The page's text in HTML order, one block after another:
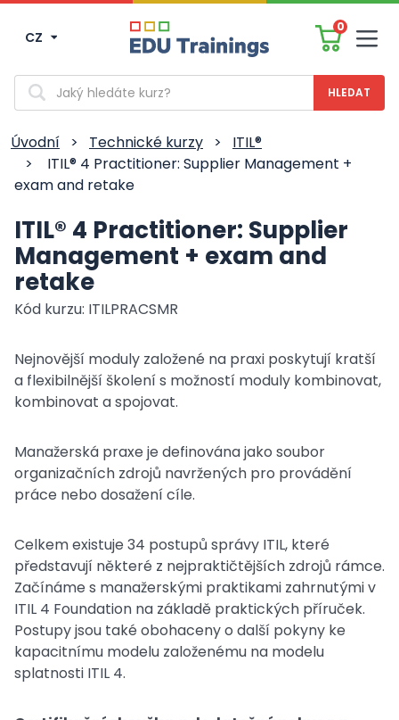
CZ
0
Vyhledávání
Úvodní > Technické kurzy >
ITIL®
>
ITIL® 4 Practitioner: Supplier Management +
exam and retake
ITIL® 4 Practitioner: Supplier
Management + exam and
retake
Kód kurzu: ITILPRACSMR
Nejnovější moduly založené na praxi poskytují kratší
a flexibilnější školení s možností moduly kombinovat,
kombinovat a spojovat.
Manažerská praxe je definována jako soubor
organizačních zdrojů navržených pro provádění
práce nebo dosažení cíle.
Celkem existuje 34 postupů správy ITIL, které
představují některé z nejpraktičtějších zdrojů rámce.
Začínáme s manažerskými praktikami zahrnutými v
ITIL 4 Foundation na základě praktických příruček.
Postupy jsou také obohaceny o další pokyny ke
kapacitnímu modelu založenému na modelu
splatnosti ITIL 4.